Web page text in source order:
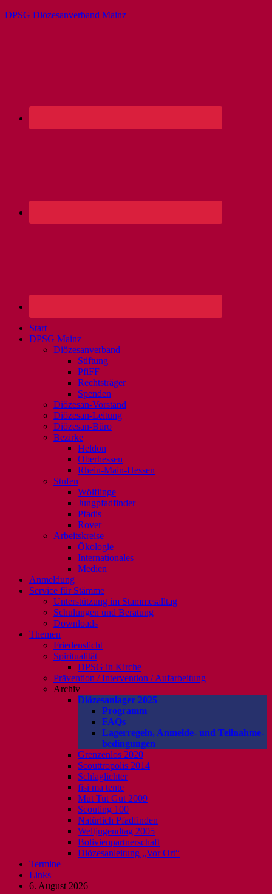
DPSG Diözesanverband Mainz
Start
DPSG Mainz
Diözesanverband
Stiftung
PfiFF
Rechtsträger
Spenden
Diözesan-Vorstand
Diözesan-Leitung
Diözesan-Büro
Bezirke
Heldon
Oberhessen
Rhein-Main-Hessen
Stufen
Wölflinge
Jungpfadfinder
Pfadis
Rover
Arbeitskreise
Ökologie
Internationales
Medien
Anmeldung
Service für Stämme
Unterstützung im Stammesalltag
Schulungen und Beratung
Downloads
Themen
Friedenslicht
Spiritualität
DPSG in Kirche
Prävention / Intervention / Aufarbeitung
Archiv
Diözesanlager 2025
Programm
FAQs
Lagerregeln, Anmelde- und Teilnahme-
bedingungen
Grenzenlos 2020
Scouttropolis 2014
Schlaglichter
fisi ma tente
Mut Tut Gut 2009
Scouting 100
Natürlich Pfadfinden
Weltjugendtag 2005
Bolivienpartnerschaft
Diözesanleitung „Vor Ort“
Termine
Links
6. August 2026